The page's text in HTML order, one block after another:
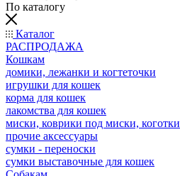
По каталогу
Каталог
РАСПРОДАЖА
Кошкам
домики, лежанки и когтеточки
игрушки для кошек
корма для кошек
лакомства для кошек
миски, коврики под миски, коготки
прочие аксессуары
сумки - переноски
сумки выставочные для кошек